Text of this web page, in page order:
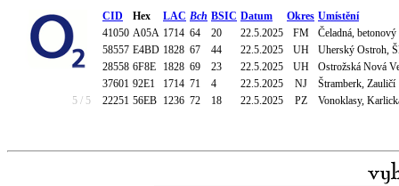
CID Hex LAC Bch BSIC Datum Okres Umístění
41050 A05A 1714 64 20 22.5.2025 FM
Čeladná,
58557 E4BD 1828 67 44 22.5.2025 UH
Uherský Ostroh,
28558 6F8E 1828 69 23 22.5.2025 UH
Ostrožská Nová
37601 92E1 1714 71 4 22.5.2025 NJ
Štramberk,
5 / 5
22251 56EB 1236 72 18 22.5.2025 PZ Vonoklasy,